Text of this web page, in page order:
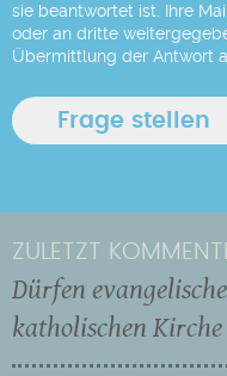
sie beantwortet ist. Ihre
oder an dritte
Übermittlung der Antwort
ZULETZT
Dürfen
katholischen